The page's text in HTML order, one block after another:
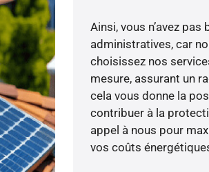
Ainsi, vous n’avez
administratives, car
choisissez nos
mesure, assurant un
cela vous donne la
contribuer à la
appel à nous pour
vos coûts